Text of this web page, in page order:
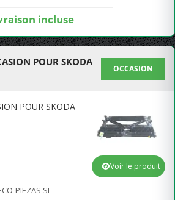
incluse
POUR SKODA
OCCASION
POUR SKODA
PIEZAS SL
Voir le produit